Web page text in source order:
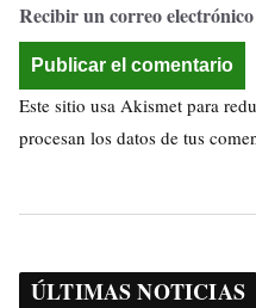
Recibir un correo
Este sitio usa Akismet para
procesan los datos de tus
ÚLTIMAS NOTICIAS